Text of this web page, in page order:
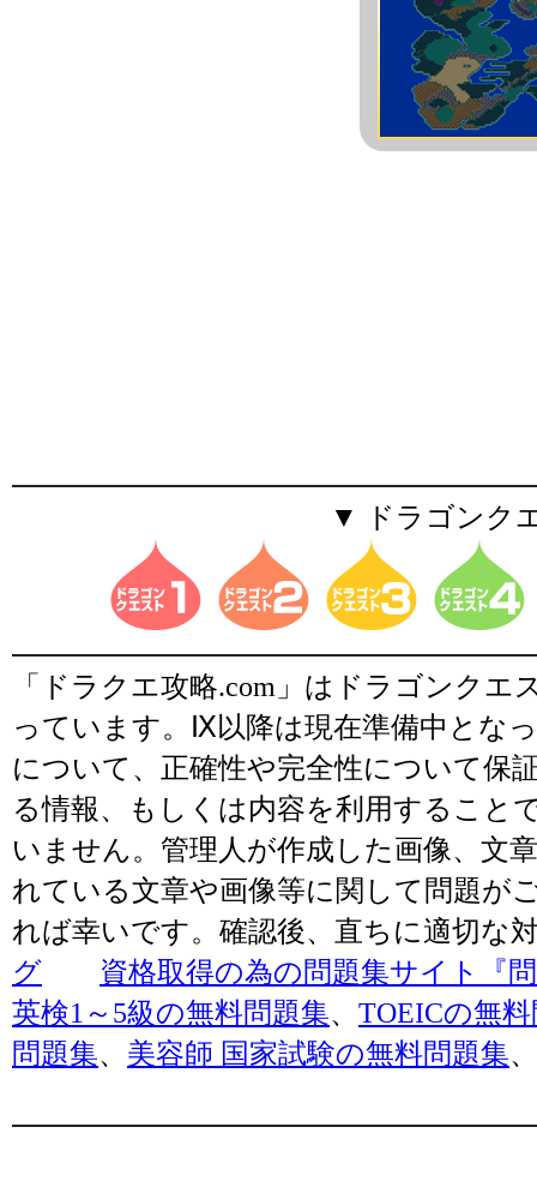
▼ ドラゴンク
「ドラクエ攻略.com」はドラゴンク
っています。Ⅸ以降は現在準備中とな
について、正確性や完全性について保
る情報、もしくは内容を利用すること
いません。管理人が作成した画像、文
れている文章や画像等に関して問題が
れば幸いです。確認後、直ちに適切な
グ
資格取得の為の問題集サイト『
英検1～5級の無料問題集、 TOEICの無
問題集、 美容師 国家試験の無料問題集、